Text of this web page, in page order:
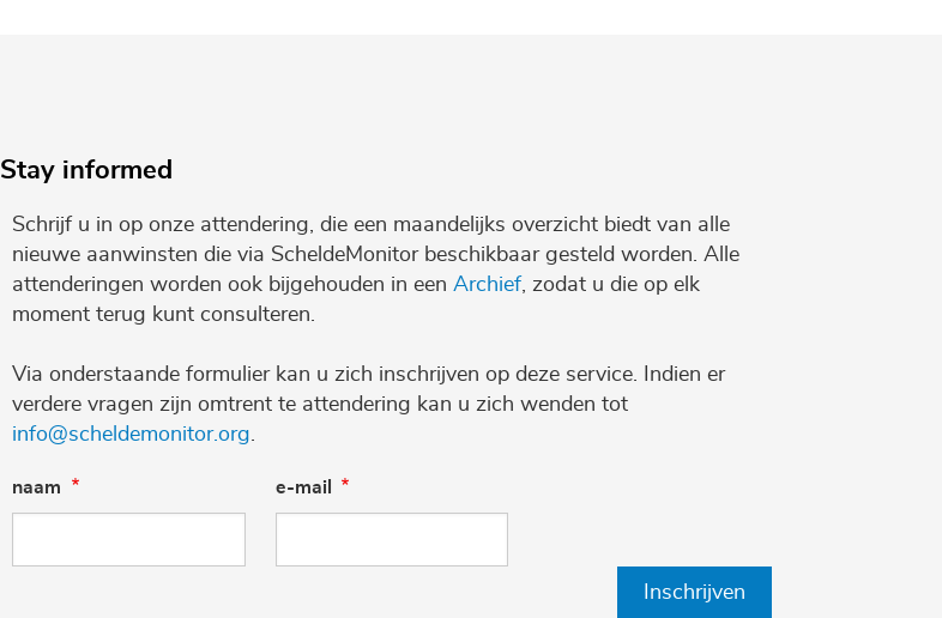
Stay informed
Schrijf u in op onze attendering, die een maandelijks overzicht biedt van alle
nieuwe aanwinsten die via ScheldeMonitor beschikbaar gesteld worden. Alle
attenderingen worden ook bijgehouden in een Archief , zodat u die op elk
moment terug kunt consulteren.
Via onderstaande formulier kan u zich inschrijven op deze service. Indien er
verdere vragen zijn omtrent te attendering kan u zich wenden tot
info@scheldemonitor.org
naam e-mail
Inschrijven